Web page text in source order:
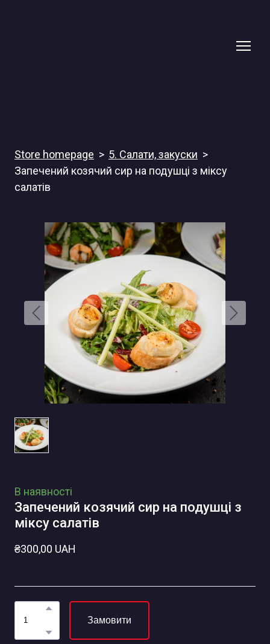
Store homepage
5. Салати, закуски
Запечений козячий сир на подушці з міксу
салатів
В наявності
Запечений козячий сир на подушці з
міксу салатів
₴300,00 UAH
Замовити